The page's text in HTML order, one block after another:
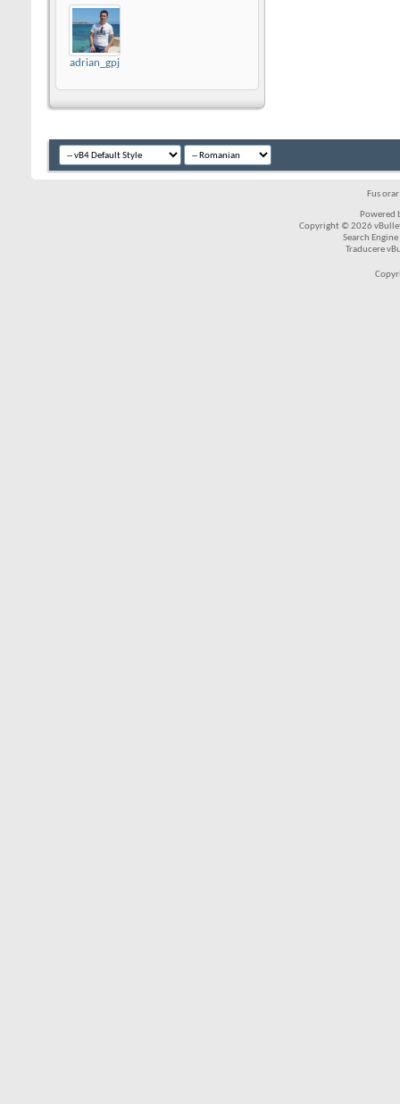
adrian_gpj
Fus
Powered
Copyright © 2026
Search
Traducere